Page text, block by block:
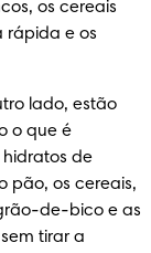
os cereais
rápida e os
lado, estão
o que é
hidratos de
pão, os cereais,
de-bico e as
tirar a